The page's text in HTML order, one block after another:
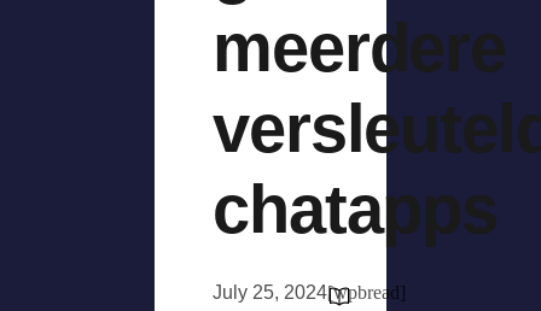
meerdere
chatapps
July 25, 2024[wpbread]